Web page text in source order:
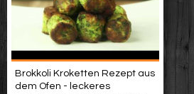
Brokkoli Kroketten Rezept aus
dem Ofen - leckeres